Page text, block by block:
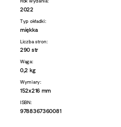
2022
Typ okładki:
miękka
Liczba stron:
290 str
Waga:
0,2 kg
Wymiary:
152x216 mm
ISBN:
9788367360081